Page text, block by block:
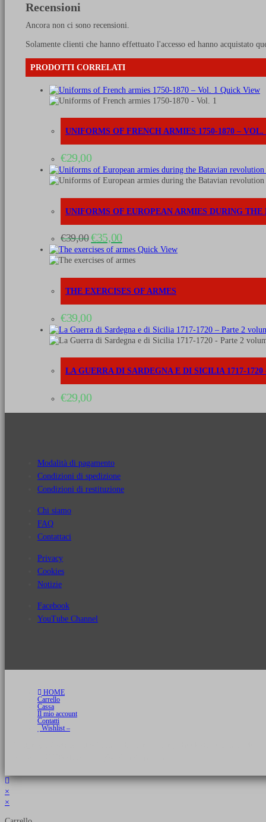
2
Recensioni
Ancora non ci sono recensioni.
Solamente clienti che hanno effettuato l'accesso ed hanno acquistato
PRODOTTI CORRELATI
Quick View
UNIFORMS OF FRENCH ARMIES 1750-1870 – VOL.
€29,00
UNIFORMS OF EUROPEAN ARMIES DURING
€39,00Il
prezzo
originale
era:
€35,00Il
prezzo
attuale
è:
Quick View
THE EXERCISES OF ARMES
€39,00
LA GUERRA DI SARDEGNA E DI SICILIA 1717-
€29,00
Modalità di pagamento
Condizioni di spedizione
Condizioni di restituzione
Chi siamo
FAQ
Contattaci
Privacy
Cookies
Notizie
Facebook
YouTube Channel
HOME
Carrello
Cassa
Il mio account
Contatti
Wishlist –
×
×